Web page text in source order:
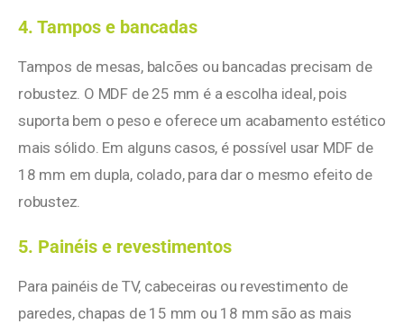
4. Tampos e bancadas
Tampos de mesas, balcões ou bancadas precisam de
robustez. O MDF de 25 mm é a escolha ideal, pois
suporta bem o peso e oferece um acabamento estético
mais sólido. Em alguns casos, é possível usar MDF de
18 mm em dupla, colado, para dar o mesmo efeito de
robustez.
5. Painéis e revestimentos
Para painéis de TV, cabeceiras ou revestimento de
paredes, chapas de 15 mm ou 18 mm são as mais